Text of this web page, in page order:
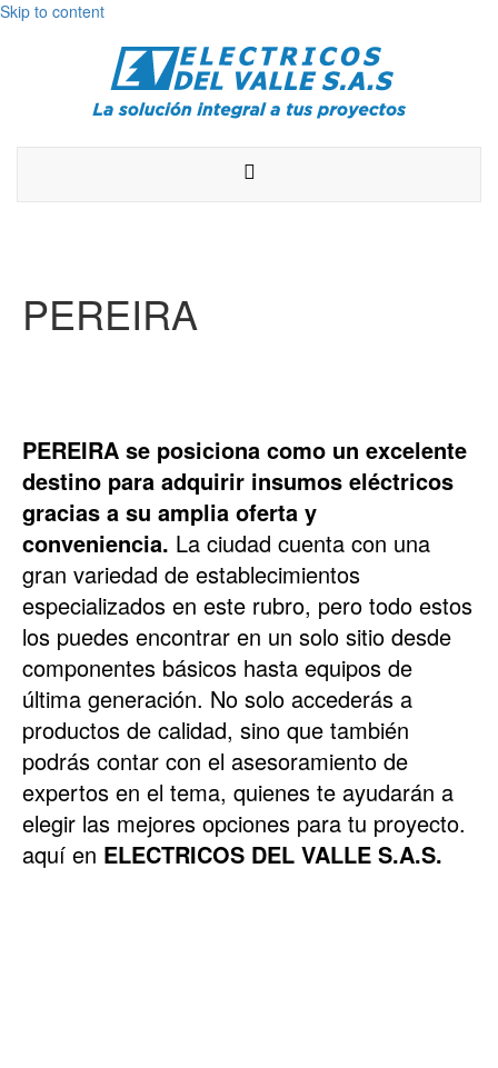
Skip to content
M
E
PEREIRA
PEREIRA se posiciona como un excelente
destino para adquirir insumos eléctricos
gracias a su amplia oferta y
conveniencia. La ciudad cuenta con una
gran variedad de establecimientos
especializados en este rubro, pero todo estos
los puedes encontrar en un solo sitio desde
componentes básicos hasta equipos de
última generación. No solo accederás a
productos de calidad, sino que también
podrás contar con el asesoramiento de
expertos en el tema, quienes te ayudarán a
elegir las mejores opciones para tu proyecto.
aquí en ELECTRICOS DEL VALLE S.A.S.